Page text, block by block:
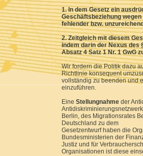
1. In dem Gesetz ein
Geschäftsbeziehung wegen
fehlender bzw.
2. Zeitgleich mit diesem
indem darin der Nexus des
Absatz 4 Satz 1 Nr. 1 GwG
Wir fordern die Politik dazu
Richtlinie konsequent
vollständig zu beenden und
einzuführen.
Eine Stellungnahme der
Berlin, des Migrationsrates
Deutschland zu dem
Gesetzentwurf haben die
Bundesministerien der
Justiz und für
Organisationen ist diese